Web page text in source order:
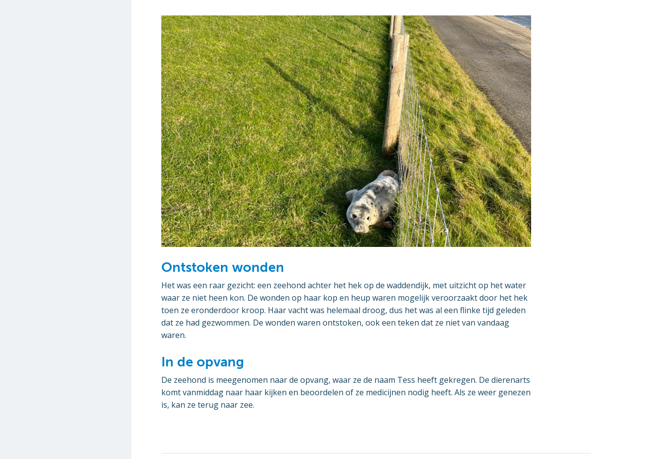
Ontstoken wonden
Het was een raar gezicht: een zeehond achter het hek op de waddendijk, met uitzicht op het water
waar ze niet heen kon. De wonden op haar kop en heup waren mogelijk veroorzaakt door het hek
toen ze eronderdoor kroop. Haar vacht was helemaal droog, dus het was al een flinke tijd geleden
dat ze had gezwommen. De wonden waren ontstoken, ook een teken dat ze niet van vandaag
waren.
In de opvang
De zeehond is meegenomen naar de opvang, waar ze de naam Tess heeft gekregen. De dierenarts
komt vanmiddag naar haar kijken en beoordelen of ze medicijnen nodig heeft. Als ze weer genezen
is, kan ze terug naar zee.